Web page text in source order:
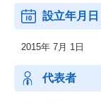
界に発信。
設立年月日
2015年 7月 1日
代表者